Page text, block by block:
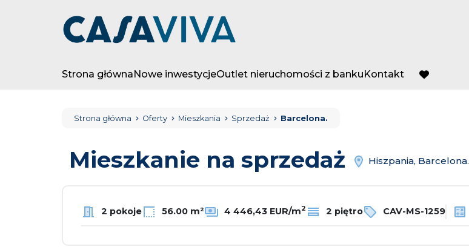
Strona głównaNowe inwestycjeOutlet nieruchomości z bankuKontakt
favorite
Strona główna Oferty Mieszkania Sprzedaż Barcelona.
Mieszkanie na sprzedaż Hiszpania, Barcelona.
2 pokoje 56.00 m² 4 446,43 EUR/m2 2 piętro CAV-MS-1259